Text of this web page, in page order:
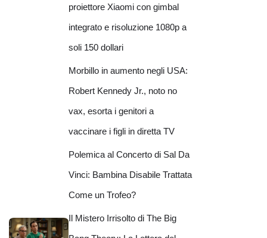
proiettore Xiaomi con gimbal
integrato e risoluzione 1080p a
soli 150 dollari
Morbillo in aumento negli USA:
Robert Kennedy Jr., noto no
vax, esorta i genitori a
vaccinare i figli in diretta TV
Polemica al Concerto di Sal Da
Vinci: Bambina Disabile Trattata
Come un Trofeo?
Il Mistero Irrisolto di The Big